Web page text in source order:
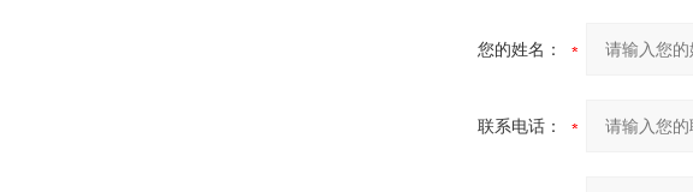
您的姓名：
联系电话：